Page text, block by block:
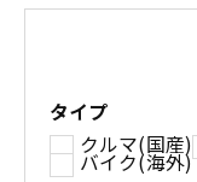
タイプ
クルマ(国産)
バイク(海外)